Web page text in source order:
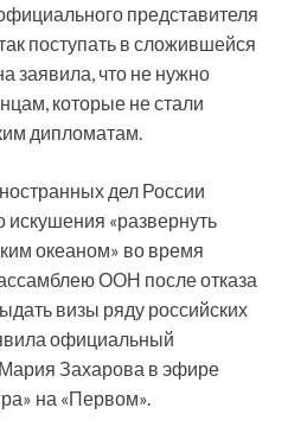
представителя
поступать в сложившейся
заявила, что не нужно
которые не стали
дипломатам.
дел России
«развернуть
океаном» во время
ООН после отказа
визы ряду российских
официальный
Захарова в эфире
на «Первом».